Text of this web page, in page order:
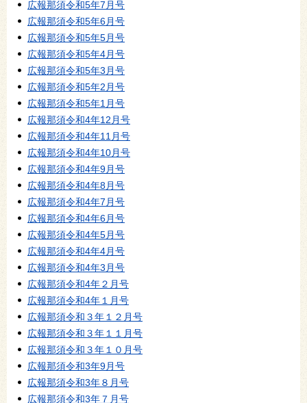
広報那須令和5年7月号
広報那須令和5年6月号
広報那須令和5年5月号
広報那須令和5年4月号
広報那須令和5年3月号
広報那須令和5年2月号
広報那須令和5年1月号
広報那須令和4年12月号
広報那須令和4年11月号
広報那須令和4年10月号
広報那須令和4年9月号
広報那須令和4年8月号
広報那須令和4年7月号
広報那須令和4年6月号
広報那須令和4年5月号
広報那須令和4年4月号
広報那須令和4年3月号
広報那須令和4年２月号
広報那須令和4年１月号
広報那須令和３年１２月号
広報那須令和３年１１月号
広報那須令和３年１０月号
広報那須令和3年9月号
広報那須令和3年８月号
広報那須令和3年７月号